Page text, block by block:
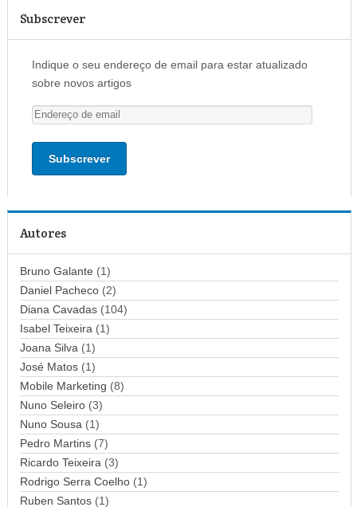
Subscrever
Indique o seu endereço de email para estar atualizado
sobre novos artigos
E
n
d
o
d
e
e
m
a
i
l
Autores
Bruno Galante (1)
Daniel Pacheco(2)
Diana Cavadas(104)
Isabel Teixeira (1)
Joana Silva (1)
José Matos(1)
Mobile Marketing (8)
Nuno Seleiro(3)
Nuno Sousa (1)
Pedro Martins(7)
Ricardo Teixeira (3)
Rodrigo Serra Coelho(1)
Ruben Santos(1)